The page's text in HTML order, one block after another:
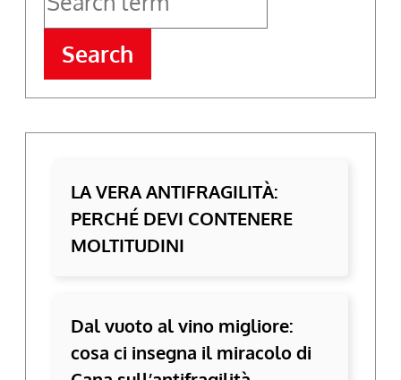
Search
LA VERA ANTIFRAGILITÀ:
PERCHÉ DEVI CONTENERE
MOLTITUDINI
Dal vuoto al vino migliore:
cosa ci insegna il miracolo di